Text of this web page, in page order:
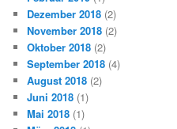
Dezember 2018 (2)
November 2018 (2)
Oktober 2018 (2)
September 2018 (4)
August 2018 (2)
Juni 2018 (1)
Mai 2018 (1)